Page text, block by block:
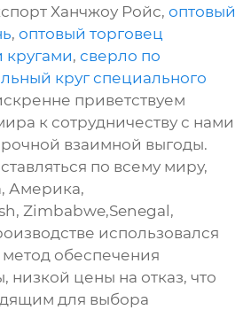
Ханчжоу Ройс,оптовый
,оптовый торговец
,сверло по
круг специального
приветствуем
к сотрудничеству с нами
взаимной выгоды.
по всему миру,
Америка,
Zimbabwe,Senegal,
использовался
обеспечения
низкой цены на отказ, что
для выбора